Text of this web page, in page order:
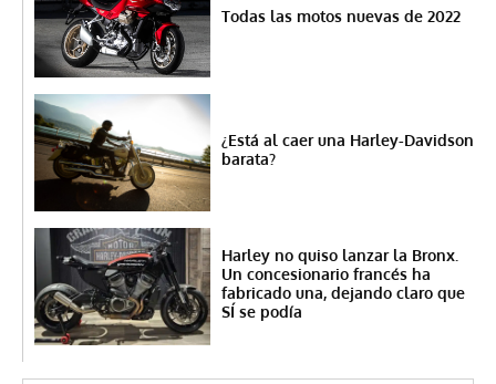
Todas las motos nuevas de 2022
¿Está al caer una Harley-Davidson
barata?
Harley no quiso lanzar la Bronx.
Un concesionario francés ha
fabricado una, dejando claro que
SÍ se podía